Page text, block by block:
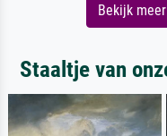
Bekijk
Staaltje van